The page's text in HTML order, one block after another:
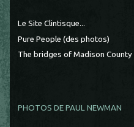
Le Site Clintisque...
Pure People (des photos)
The bridges of Madison County
PHOTOS DE PAUL NEWMAN